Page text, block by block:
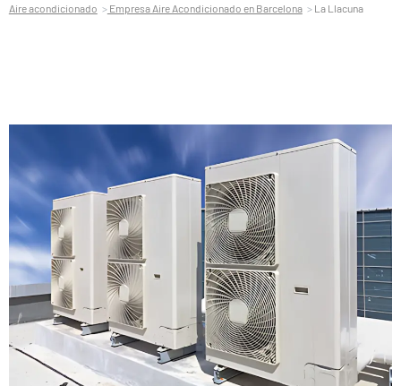
Aire acondicionado Empresa Aire Acondicionado en Barcelona La Llacuna